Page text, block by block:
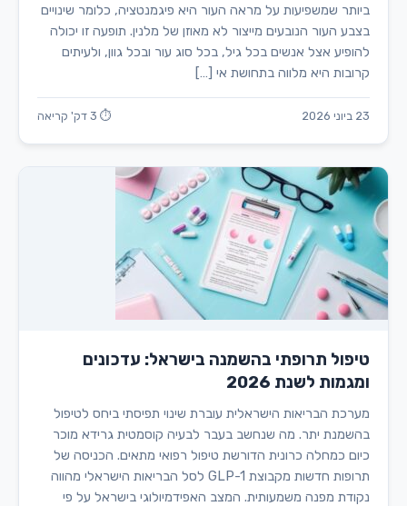
ביותר שמשפיעות על מראה העור היא פיגמנטציה, כלומר שינויים
בצבע העור הנובעים מייצור לא מאוזן של מלנין. תופעה זו יכולה
להופיע אצל אנשים בכל גיל, בכל סוג עור ובכל גוון, ולעיתים
קרובות היא מלווה בתחושת אי […]
23 ביוני 2026 ⏱ 3 דק' קריאה
טיפול תרופתי בהשמנה בישראל: עדכונים
ומגמות לשנת 2026
מערכת הבריאות הישראלית עוברת שינוי תפיסתי ביחס לטיפול
בהשמנת יתר. מה שנחשב בעבר לבעיה קוסמטית גרידא מוכר
כיום כמחלה כרונית הדורשת טיפול רפואי מתאים. הכניסה של
תרופות חדשות מקבוצת GLP-1 לסל הבריאות הישראלי מהווה
נקודת מפנה משמעותית. המצב האפידמיולוגי בישראל על פי